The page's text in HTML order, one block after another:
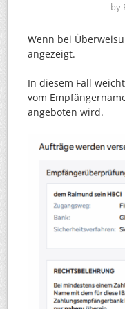
by
Wenn bei
angezeigt.
In diesem Fall
vom
angeboten wird.